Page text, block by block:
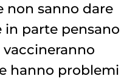
non sanno dare
in parte pensano
hanno problemi